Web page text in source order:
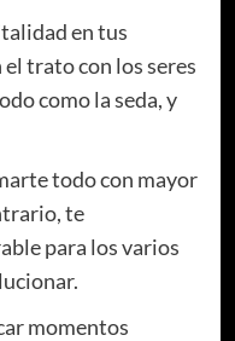
en tus
trato con los seres
como la seda, y
todo con mayor
te
para los varios
momentos